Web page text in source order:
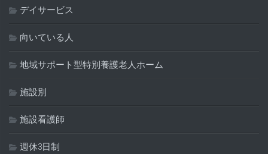
デイサービス
向いている人
地域サポート型特別養護老人ホーム
施設別
施設看護師
週休3日制